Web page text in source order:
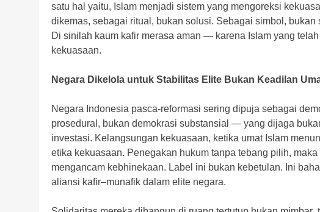
satu hal yaitu, Islam menjadi sistem yang mengoreksi
dikemas, sebagai ritual, bukan solusi. Sebagai simbol,
Di sinilah kaum kafir merasa aman — karena Islam yang
kekuasaan.
Negara Dikelola untuk Stabilitas Elite Bukan Keadilan
Negara Indonesia pasca-reformasi sering dipuja sebagai
prosedural, bukan demokrasi substansial — yang dijaga
investasi. Kelangsungan kekuasaan, ketika umat Islam
etika kekuasaan. Penegakan hukum tanpa tebang pilih,
mengancam kebhinekaan. Label ini bukan kebetulan. Ini
aliansi kafir–munafik dalam elite negara.